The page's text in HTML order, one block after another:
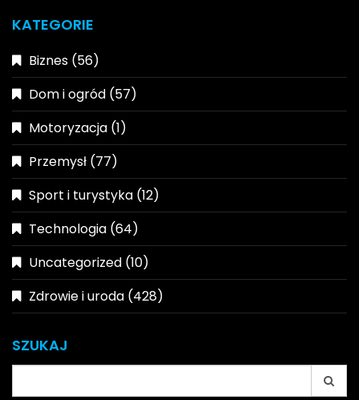
KATEGORIE
Biznes (56)
Dom i ogród (57)
Motoryzacja (1)
Przemysł (77)
Sport i turystyka (12)
Technologia (64)
Uncategorized (10)
Zdrowie i uroda (428)
SZUKAJ
for: